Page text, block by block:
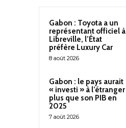
Gabon : Toyota a un
représentant officiel à
Libreville, l’État
préfère Luxury Car
8 août 2026
Gabon : le pays aurait
« investi » à l’étranger
plus que son PIB en
2025
7 août 2026